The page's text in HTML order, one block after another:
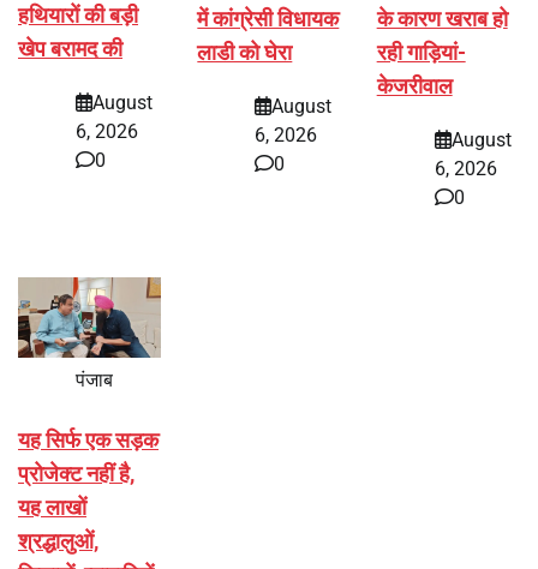
हथियारों की बड़ी
खेप बरामद की
August
6, 2026
0
में कांग्रेसी विधायक
लाडी को घेरा
August
6, 2026
0
के कारण खराब हो
रही गाड़ियां-
केजरीवाल
August
6, 2026
0
पंजाब
यह सिर्फ एक सड़क
प्रोजेक्ट नहीं है,
यह लाखों
श्रद्धालुओं,